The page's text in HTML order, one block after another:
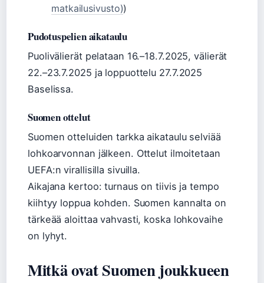
matkailusivusto))
Pudotuspelien aikataulu
Puolivälierät pelataan 16.–18.7.2025, välierät
22.–23.7.2025 ja loppuottelu 27.7.2025
Baselissa.
Suomen ottelut
Suomen otteluiden tarkka aikataulu selviää
lohkoarvonnan jälkeen. Ottelut ilmoitetaan
UEFA:n virallisilla sivuilla.
Aikajana kertoo: turnaus on tiivis ja tempo
kiihtyy loppua kohden. Suomen kannalta on
tärkeää aloittaa vahvasti, koska lohkovaihe
on lyhyt.
Mitkä ovat Suomen joukkueen